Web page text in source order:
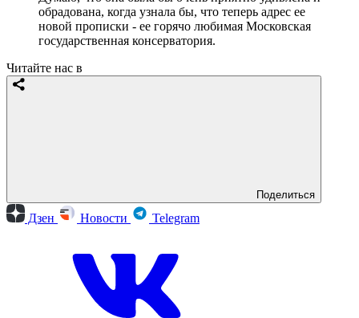
обрадована, когда узнала бы, что теперь адрес ее
новой прописки - ее горячо любимая Московская
государственная консерватория.
Читайте нас в
Поделиться
Дзен Новости Telegram